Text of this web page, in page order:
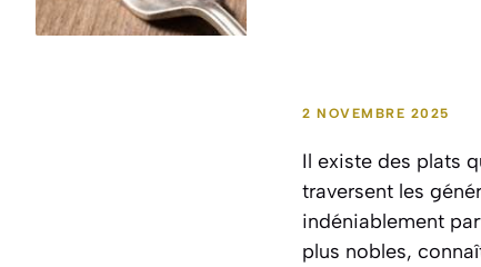
2 NOVEMBRE 2025
Il existe des plats
traversent les
indéniablement
plus nobles,